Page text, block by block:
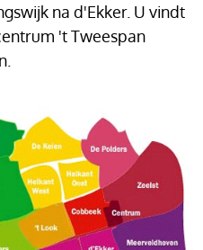
na d'Ekker. U vindt
't Tweespan